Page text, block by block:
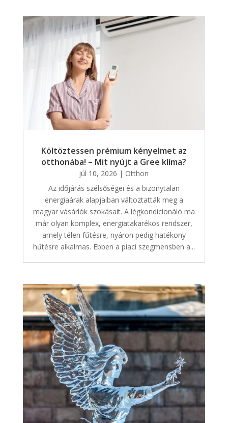
Költöztessen prémium kényelmet az
otthonába! – Mit nyújt a Gree klíma?
júl 10, 2026 | Otthon
Az időjárás szélsőségei és a bizonytalan
energiaárak alapjaiban változtatták meg a
magyar vásárlók szokásait. A légkondicionáló ma
már olyan komplex, energiatakarékos rendszer,
amely télen fűtésre, nyáron pedig hatékony
hűtésre alkalmas. Ebben a piaci szegmensben a...